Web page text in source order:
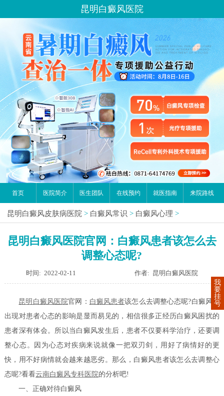
昆明白癜风医院
首页 医院简介 医生团队 在线预约 就医指南 来院路线
昆明白癜风皮肤病医院 > 白癜风常识 > 白癜风心理 >
昆明白癜风医院官网：白癜风患者该怎么去
调整心态呢?
时间: 2022-02-11 作者: 昆明白癜风医院
昆明白癜风医院官网： 白癜风患者该怎么去调整心态呢?白癜风的
出现对患者心态的影响是显而易见的，相信很多正经历白癜风困扰的
患者深有体会。所以当白癜风发生后，患者不仅要科学治疗，还要调
整心态。因为心态对疾病来说就像一把双刃剑，用好了病情好的更
快，用不好病情就会越来越恶劣。那么，白癜风患者该怎么去调整心
态呢?看看云南白癜风专科医院的分析吧!
一、正确对待白癜风
我
要
挂
号